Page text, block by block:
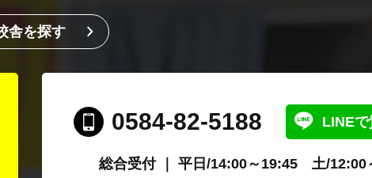
舎を探す
0584-82-5188 LINE
総合受付 ｜ 平日/14:00～19:45 土/12:00